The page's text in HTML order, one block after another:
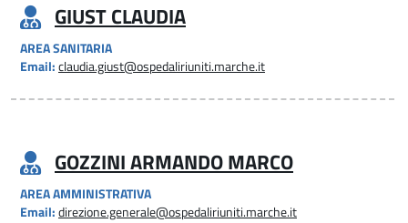
GIUST CLAUDIA
AREA SANITARIA
Email: claudia.giust@ospedaliriuniti.marche.it
GOZZINI ARMANDO MARCO
AREA AMMINISTRATIVA
Email: direzione.generale@ospedaliriuniti.marche.it